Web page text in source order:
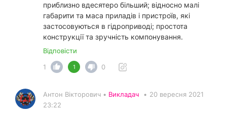
приблизно вдесятеро більший; відносно малі
габарити та маса приладів і пристроїв, які
застосовуються в гідроприводі; простота
конструкції та зручність компонування.
Відповісти
1
1 0
Антон Вікторович • Викладач • 20 вересня 2021
23:22